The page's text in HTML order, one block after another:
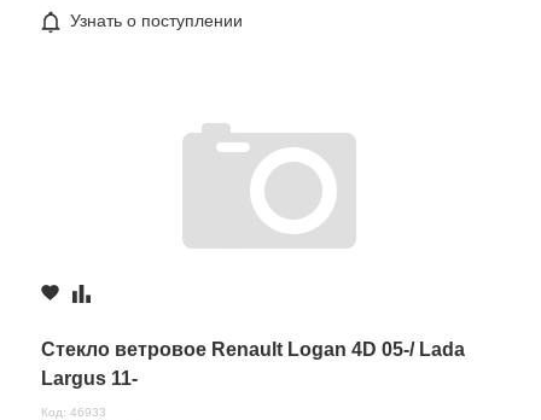
Узнать о поступлении
Стекло ветровое Renault Logan 4D 05-/ Lada
Largus 11-
Код: 46933